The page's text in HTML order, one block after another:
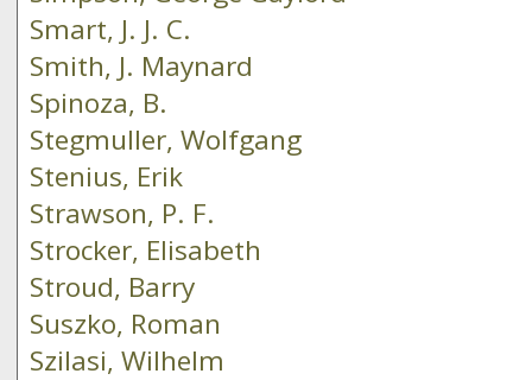
Smart, J. J. C.
Smith, J. Maynard
Spinoza, B.
Stegmuller, Wolfgang
Stenius, Erik
Strawson, P. F.
Strocker, Elisabeth
Stroud, Barry
Suszko, Roman
Szilasi, Wilhelm